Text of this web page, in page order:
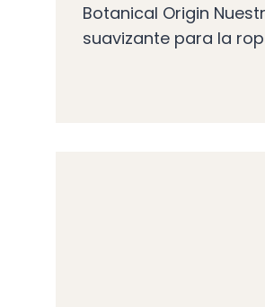
Botanical Origin
suavizante para la